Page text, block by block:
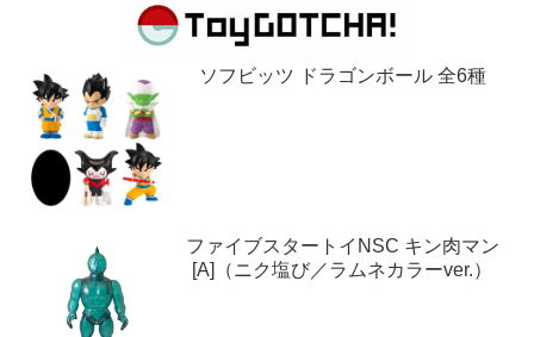
ソフビッツ ドラゴンボール 全6種
ファイブスタートイNSC キン肉マン
[A]（ニク塩び／ラムネカラーver.）